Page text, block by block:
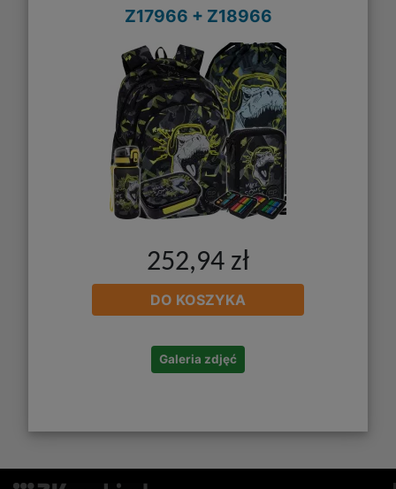
Z17966 + Z18966
252,94 zł
DO KOSZYKA
Galeria zdjęć